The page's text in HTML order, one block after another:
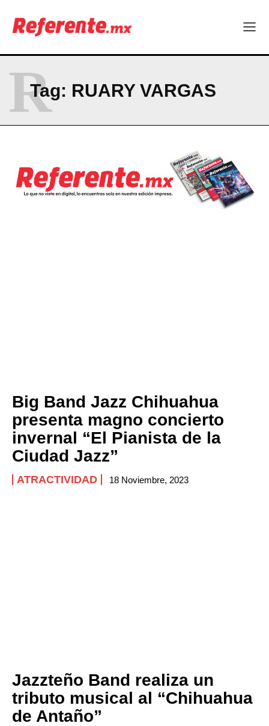
Tag: RUARY VARGAS
R
Big Band Jazz Chihuahua
presenta magno concierto
invernal “El Pianista de la
Ciudad Jazz”
ATRACTIVIDAD 18 Noviembre, 2023
Jazzteño Band realiza un
tributo musical al “Chihuahua
de Antaño”